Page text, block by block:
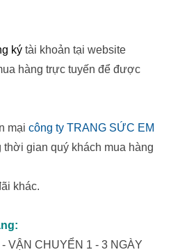
ký tài khoản tại website
hàng trực tuyến để được
mại công ty TRANG SỨC EM
thời gian quý khách mua hàng
khác.
VẬN CHUYỂN 1 - 3 NGÀY